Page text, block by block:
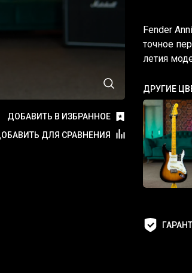
ДОБАВИТЬ В ИЗБРАННОЕ
ДЛЯ СРАВНЕНИЯ
Fender
точное
летия
ДРУГИЕ